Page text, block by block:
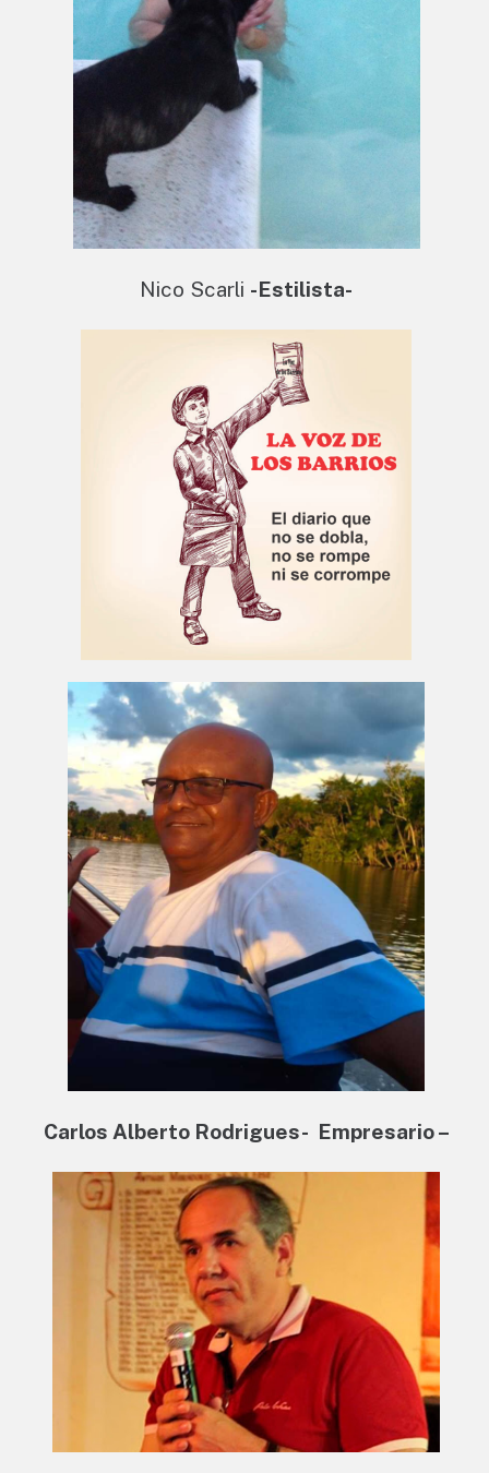
Nico Scarli -Estilista-
Carlos Alberto Rodrigues- Empresario –